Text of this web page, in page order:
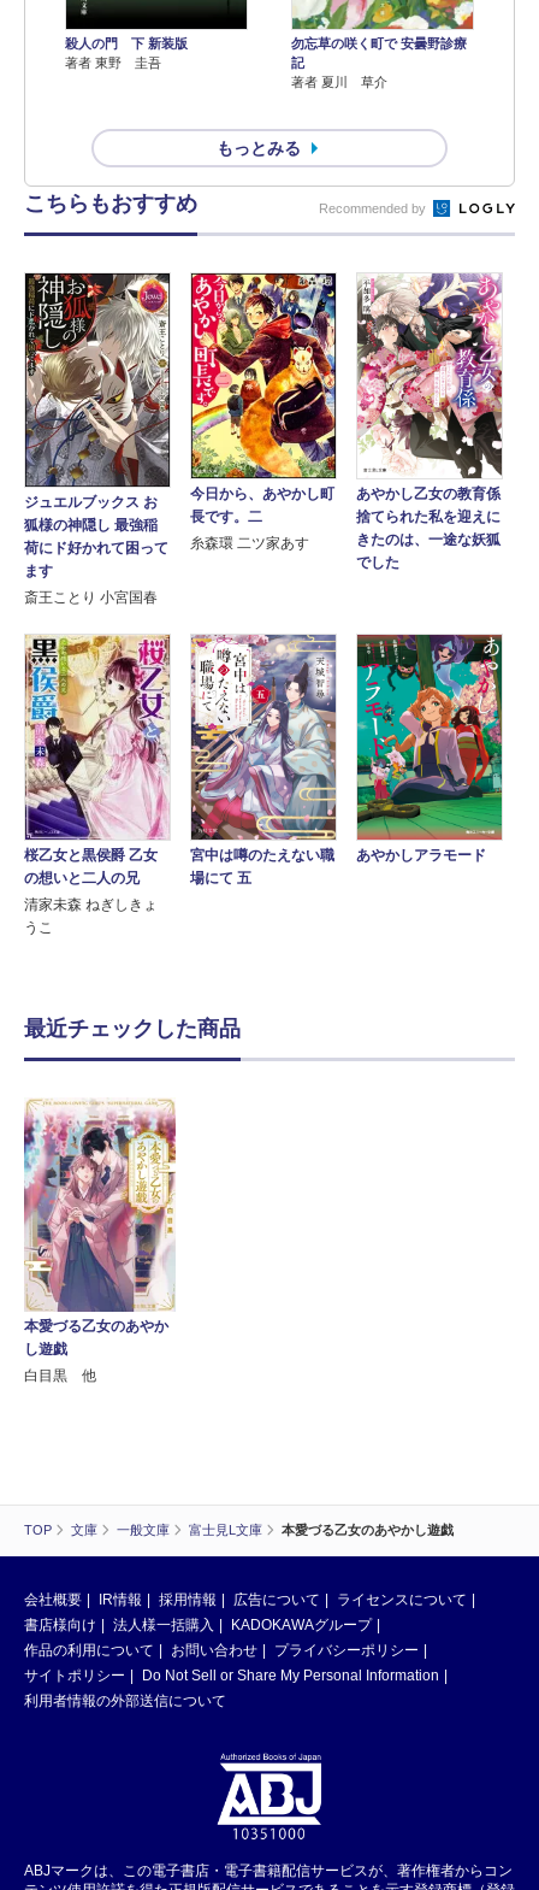
TOP 文庫 一般文庫 富士見L文庫 本愛づる乙女のあやかし遊戯
殺人の門 下 新装版
著者 東野 圭吾
勿忘草の咲く町で 安曇野診療
記
著者 夏川 草介
もっとみる
こちらもおすすめ Recommended by
ジュエルブックス お
狐様の神隠し 最強稲
荷にド好かれて困って
ます
斎王ことり 小宮国春
今日から、あやかし町
長です。二
糸森環 二ツ家あす
あやかし乙女の教育係
捨てられた私を迎えに
きたのは、一途な妖狐
でした
桜乙女と黒侯爵 乙女
の想いと二人の兄
清家未森 ねぎしきょ
うこ
宮中は噂のたえない職
場にて 五
あやかしアラモード
最近チェックした商品
本愛づる乙女のあやか
し遊戯
白目黒 他
会社概要 IR情報 採用情報 広告について
ライセンスについて
書店様向け
法人様一括購入
KADOKAWAグループ
作品の利用について
お問い合わせ
プライバシーポリシー
サイトポリシー
Do Not Sell or Share My Personal Information
利用者情報の外部送信について
ABJマークは、この電子書店・電子書籍配信サービスが、著作権者からコン